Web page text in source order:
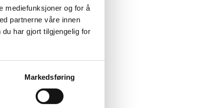
mediefunksjoner og for å
partnerne våre innen
har gjort tilgjengelig for
Markedsføring